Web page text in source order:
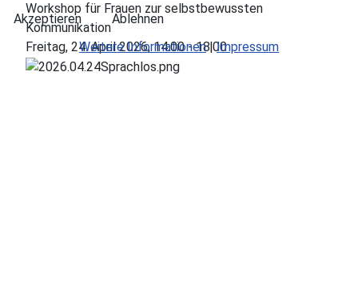
Workshop für Frauen zur selbstbewussten
Kommunikation
Freitag, 24. April 2026, 14:00 - 18:00
Akzeptieren
Ablehnen
Weitere Informationen|Impressum